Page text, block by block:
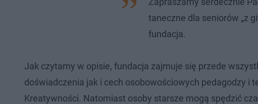
taneczne dla seniorów „z
fundacja.
Jak czytamy w opisie, fundacja zajmuje się przede
doświadczenia jak i cech osobowościowych pedagodzy i
Kreatywności. Natomiast osoby starsze mogą spędzić